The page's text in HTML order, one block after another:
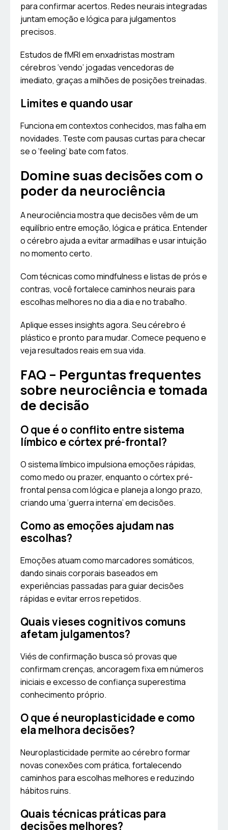
para confirmar acertos. Redes neurais integradas
juntam emoção e lógica para julgamentos
precisos.
Estudos de fMRI em enxadristas mostram
cérebros ‘vendo’ jogadas vencedoras de
imediato, graças a milhões de posições treinadas.
Limites e quando usar
Funciona em contextos conhecidos, mas falha em
novidades. Teste com pausas curtas para checar
se o ‘feeling’ bate com fatos.
Domine suas decisões com o
poder da neurociência
A neurociência mostra que decisões vêm de um
equilíbrio entre emoção, lógica e prática. Entender
o cérebro ajuda a evitar armadilhas e usar intuição
no momento certo.
Com técnicas como mindfulness e listas de prós e
contras, você fortalece caminhos neurais para
escolhas melhores no dia a dia e no trabalho.
Aplique esses insights agora. Seu cérebro é
plástico e pronto para mudar. Comece pequeno e
veja resultados reais em sua vida.
FAQ – Perguntas frequentes
sobre neurociência e tomada
de decisão
O que é o conflito entre sistema
límbico e córtex pré-frontal?
O sistema límbico impulsiona emoções rápidas,
como medo ou prazer, enquanto o córtex pré-
frontal pensa com lógica e planeja a longo prazo,
criando uma ‘guerra interna’ em decisões.
Como as emoções ajudam nas
escolhas?
Emoções atuam como marcadores somáticos,
dando sinais corporais baseados em
experiências passadas para guiar decisões
rápidas e evitar erros repetidos.
Quais vieses cognitivos comuns
afetam julgamentos?
Viés de confirmação busca só provas que
confirmam crenças, ancoragem fixa em números
iniciais e excesso de confiança superestima
conhecimento próprio.
O que é neuroplasticidade e como
ela melhora decisões?
Neuroplasticidade permite ao cérebro formar
novas conexões com prática, fortalecendo
caminhos para escolhas melhores e reduzindo
hábitos ruins.
Quais técnicas práticas para
decisões melhores?